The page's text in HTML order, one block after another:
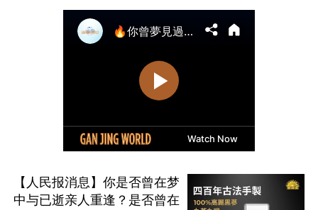
【人民报消息】你是否曾在梦
中与已逝亲人重逢？是否曾在